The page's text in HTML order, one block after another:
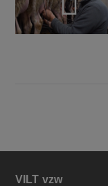
VILT vzw